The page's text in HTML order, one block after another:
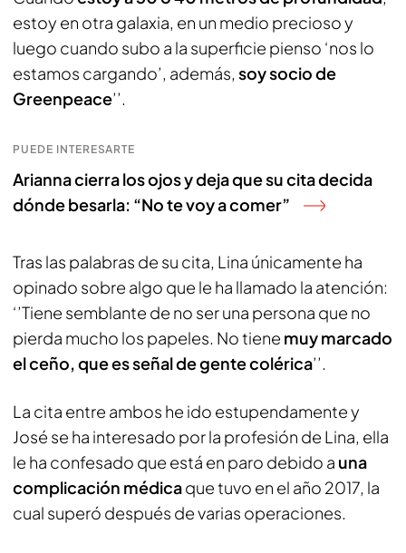
estoy en otra galaxia, en un medio precioso y
luego cuando subo a la superficie pienso ‘nos lo
estamos cargando’, además, soy socio de
Greenpeace’’.
PUEDE INTERESARTE
Arianna cierra los ojos y deja que su cita decida
dónde besarla: “No te voy a comer”
Tras las palabras de su cita, Lina únicamente ha
opinado sobre algo que le ha llamado la atención:
‘’Tiene semblante de no ser una persona que no
pierda mucho los papeles. No tiene muy marcado
el ceño, que es señal de gente colérica’’.
La cita entre ambos he ido estupendamente y
José se ha interesado por la profesión de Lina, ella
le ha confesado que está en paro debido a una
complicación médicaque tuvo en el año 2017, la
cual superó después de varias operaciones.